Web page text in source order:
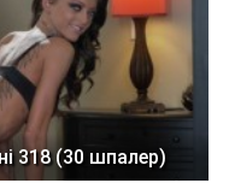
318 (30 шпалер)